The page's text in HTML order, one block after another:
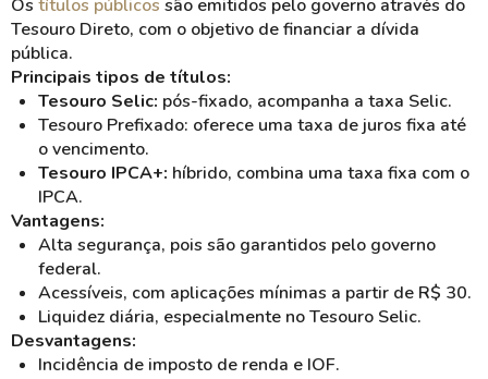
Os títulos públicos são emitidos pelo governo através do
Tesouro Direto, com o objetivo de financiar a dívida
pública.
Principais tipos de títulos:
Tesouro Selic: pós-fixado, acompanha a taxa Selic.
Tesouro Prefixado: oferece uma taxa de juros fixa até
o vencimento.
Tesouro IPCA+: híbrido, combina uma taxa fixa com o
IPCA.
Vantagens:
Alta segurança, pois são garantidos pelo governo
federal.
Acessíveis, com aplicações mínimas a partir de R$ 30.
Liquidez diária, especialmente no Tesouro Selic.
Desvantagens:
Incidência de imposto de renda e IOF.